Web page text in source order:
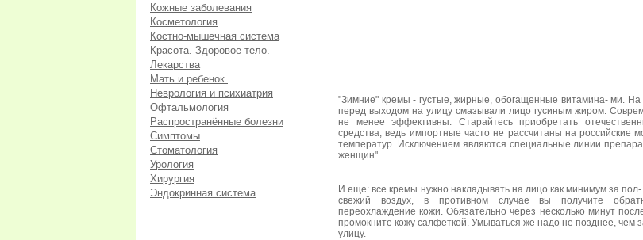
Кожные заболевания
Косметология
Костно-мышечная система
Красота. Здоровое тело.
Лекарства
Мать и ребенок.
Неврология и психиатрия
Офтальмология
Распространённые болезни
Симптомы
Стоматология
Урология
Хирургия
Эндокринная система
"Зимние" кремы - густые, жирные, обогащенные витамина- ми. На
перед выходом на улицу смазывали лицо гусиным жиром.
не менее эффективны. Старайтесь приобретать
средства, ведь импортные часто не рассчитаны на российские
температур. Исключением являются специальные линии
женщин".
И еще: все кремы нужно накладывать на лицо как минимум за
свежий воздух, в противном случае вы получите
переохлаждение кожи. Обязательно через несколько минут
промокните кожу салфеткой. Умываться же надо не позднее, чем
улицу.